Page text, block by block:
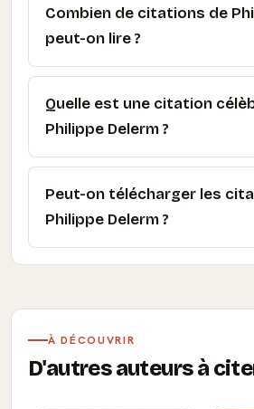
Combien de citations de
peut-on lire ?
Quelle est une citation
Philippe Delerm ?
Peut-on télécharger les
Philippe Delerm ?
À DÉCOUVRIR
D'autres auteurs à